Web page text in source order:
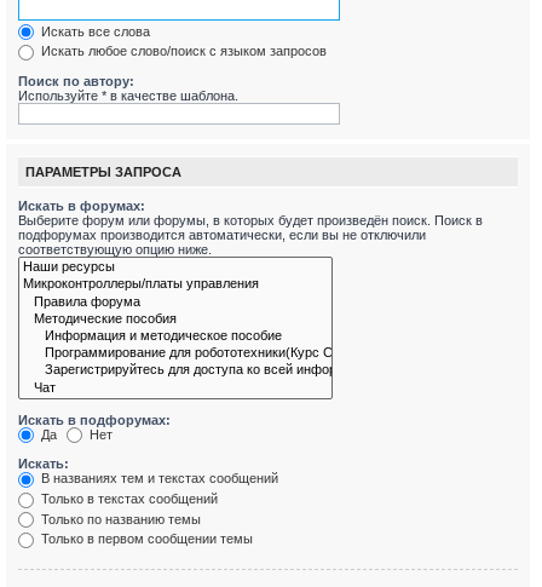
Искать все слова
Искать любое слово/поиск с языком запросов
Поиск по автору:
Используйте * в качестве шаблона.
ПАРАМЕТРЫ ЗАПРОСА
Искать в форумах:
Выберите форум или форумы, в которых будет произведён поиск. Поиск в
подфорумах производится автоматически, если вы не отключили
соответствующую опцию ниже.
Искать в подфорумах:
Да
Нет
Искать:
В названиях тем и текстах сообщений
Только в текстах сообщений
Только по названию темы
Только в первом сообщении темы